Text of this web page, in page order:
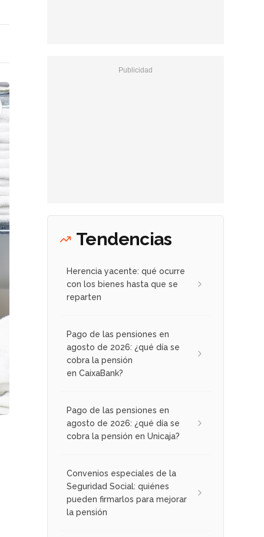
Tendencias
Herencia yacente: qué ocurre
con los bienes hasta que se
reparten
Pago de las pensiones en
agosto de 2026: ¿qué día se
cobra la pensión
en CaixaBank?
Pago de las pensiones en
agosto de 2026: ¿qué día se
cobra la pensión en Unicaja?
Convenios especiales de la
Seguridad Social: quiénes
pueden firmarlos para mejorar
la pensión